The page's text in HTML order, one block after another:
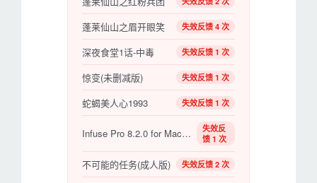
蓬莱仙山之眉开眼笑 失效反馈 4 次
深夜食堂1话-中毒 失效反馈 1 次
惊变(未删减版) 失效反馈 1 次
蛇蝎美人心1993 失效反馈 1 次
Infuse Pro 8.2.0 for MacOS：苹果生态影音发烧友的终极播放器
失效反
馈 1 次
不可能的任务(成人版) 失效反馈 2 次